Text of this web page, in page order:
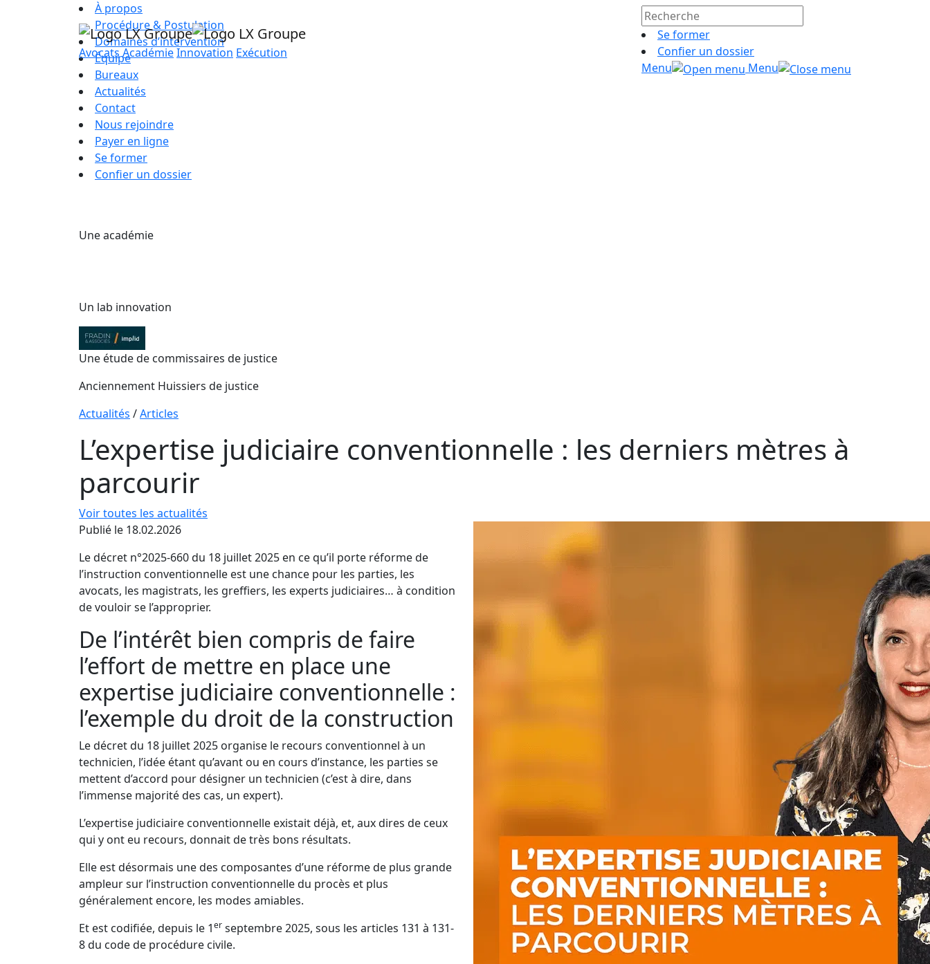
AvocatsAcadémieInnovation Exécution
Se former
Confier un dossier
Menu
Menu
À propos
Procédure & Postulation
Domaines d’intervention
Équipe
Bureaux
Actualités
Contact
Nous rejoindre
Payer en ligne
Se former
Confier un dossier
Une académie
Un lab innovation
Une étude de commissaires de justice
Anciennement Huissiers de justice
Actualités /Articles
L’expertise judiciaire conventionnelle : les derniers mètres à
parcourir
Voir toutes les actualités
Publié le 18.02.2026
Le décret n°2025-660 du 18 juillet 2025 en ce qu’il porte réforme de
l’instruction conventionnelle est une chance pour les parties, les
avocats, les magistrats, les greffiers, les experts judiciaires… à condition
de vouloir se l’approprier.
De l’intérêt bien compris de faire
l’effort de mettre en place une
expertise judiciaire conventionnelle :
l’exemple du droit de la construction
Le décret du 18 juillet 2025 organise le recours conventionnel à un
technicien, l’idée étant qu’avant ou en cours d’instance, les parties se
mettent d’accord pour désigner un technicien (c’est à dire, dans
l’immense majorité des cas, un expert).
L’expertise judiciaire conventionnelle existait déjà, et, aux dires de ceux
qui y ont eu recours, donnait de très bons résultats.
Elle est désormais une des composantes d’une réforme de plus grande
ampleur sur l’instruction conventionnelle du procès et plus
généralement encore, les modes amiables.
Et est codifiée, depuis le 1er septembre 2025, sous les articles 131 à 131-
8 du code de procédure civile.